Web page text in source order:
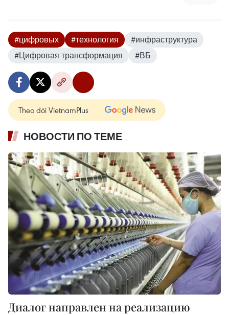
#цифровых #технология
#инфраструктура
#Цифровая трансформация
#ВБ
Theo dõi VietnamPlus
НОВОСТИ ПО ТЕМЕ
Диалог направлен на реализацию